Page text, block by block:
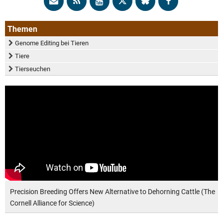
Themen
Genome Editing bei Tieren
Tiere
Tierseuchen
Precision Breeding Offers New Alternative to Dehorning Cattle (The
Cornell Alliance for Science)